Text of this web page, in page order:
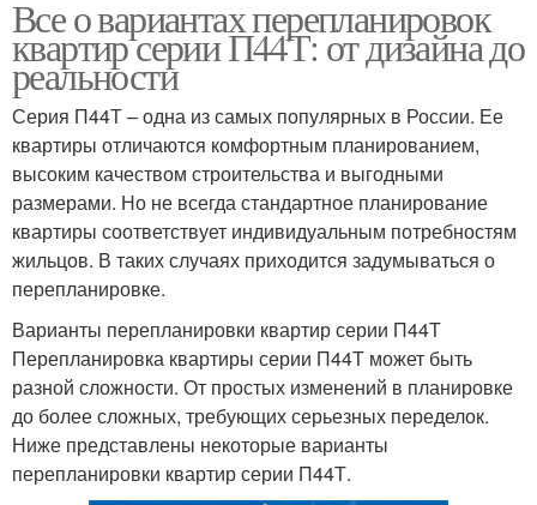
Все о вариантах перепланировок
квартир серии П44Т: от дизайна до
реальности
Серия П44Т – одна из самых популярных в России. Ее
квартиры отличаются комфортным планированием,
высоким качеством строительства и выгодными
размерами. Но не всегда стандартное планирование
квартиры соответствует индивидуальным потребностям
жильцов. В таких случаях приходится задумываться о
перепланировке.
Варианты перепланировки квартир серии П44Т
Перепланировка квартиры серии П44Т может быть
разной сложности. От простых изменений в планировке
до более сложных, требующих серьезных переделок.
Ниже представлены некоторые варианты
перепланировки квартир серии П44Т.